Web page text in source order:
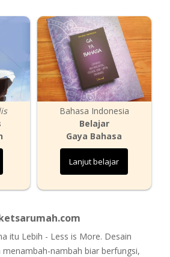
Bahasa Indonesia
Belajar
Gaya Bahasa
Lanjut belajar
itu Lebih - Less is More. Desain
menambah-nambah biar berfungsi,